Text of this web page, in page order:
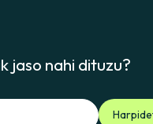
jaso nahi dituzu?